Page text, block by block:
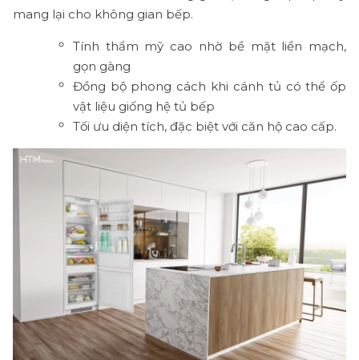
mang lại cho không gian bếp.
Tính thẩm mỹ cao nhờ bề mặt liền mạch,
gọn gàng
Đồng bộ phong cách khi cánh tủ có thể ốp
vật liệu giống hệ tủ bếp
Tối ưu diện tích, đặc biệt với căn hộ cao cấp.